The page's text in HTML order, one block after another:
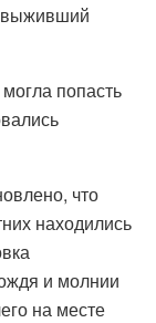
выживший
попасть
что
находились
и молнии
на месте